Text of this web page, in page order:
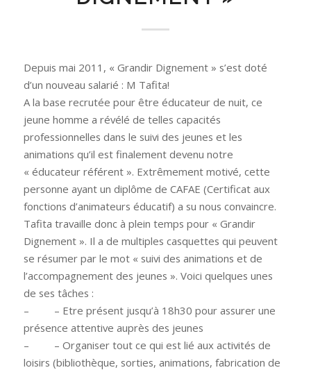
Depuis mai 2011, « Grandir Dignement » s’est doté
d’un nouveau salarié : M Tafita!
A la base recrutée pour être éducateur de nuit, ce
jeune homme a révélé de telles capacités
professionnelles dans le suivi des jeunes et les
animations qu’il est finalement devenu notre
« éducateur référent ». Extrêmement motivé, cette
personne ayant un diplôme de CAFAE (Certificat aux
fonctions d’animateurs éducatif) a su nous convaincre.
Tafita travaille donc à plein temps pour « Grandir
Dignement ». Il a de multiples casquettes qui peuvent
se résumer par le mot « suivi des animations et de
l’accompagnement des jeunes ». Voici quelques unes
de ses tâches :
–
– Etre présent jusqu’à 18h30 pour assurer une
présence attentive auprès des jeunes
–
– Organiser tout ce qui est lié aux activités de
loisirs (bibliothèque, sorties, animations, fabrication de